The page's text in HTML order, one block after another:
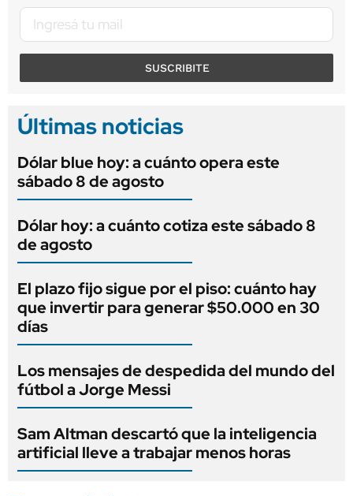
SUSCRIBITE
Últimas noticias
Dólar blue hoy: a cuánto opera este
sábado 8 de agosto
Dólar hoy: a cuánto cotiza este sábado 8
de agosto
El plazo fijo sigue por el piso: cuánto hay
que invertir para generar $50.000 en 30
días
Los mensajes de despedida del mundo del
fútbol a Jorge Messi
Sam Altman descartó que la inteligencia
artificial lleve a trabajar menos horas